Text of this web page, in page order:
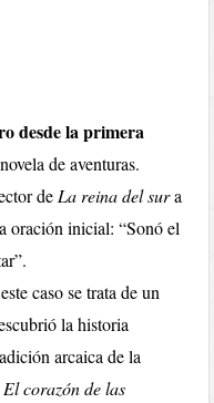
desde la primera
de aventuras.
de La reina del sura
oración inicial: “Sonó el
caso se trata de un
la historia
arcaica de la
El corazón de las